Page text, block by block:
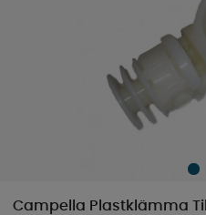
Campella Plastklämma